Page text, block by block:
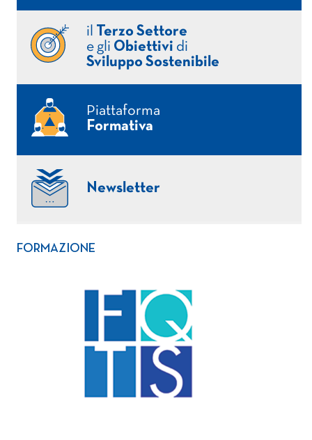
il
Terzo Settore
e gli Obiettivi di
Sviluppo Sostenibile
Piattaforma
Formativa
Newsletter
FORMAZIONE